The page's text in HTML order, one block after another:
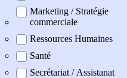
Marketing / Stratégie
commerciale
Ressources Humaines
Santé
Secrétariat / Assistanat